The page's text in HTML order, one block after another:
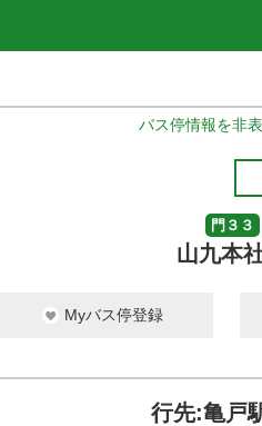
バス停情報を非
門３３
山九本
Myバス停登録
行先:亀戸